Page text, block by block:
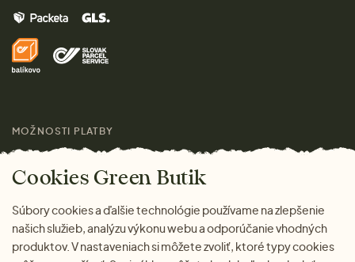
Značky
Pre médiá
Domov
Darčeky
Doprava a platba
MOŽNOSTI PLATBY
Cookies Green Butik
Súbory cookies a ďalšie technológie používame na zlepšenie
našich služieb, analýzu výkonu webu a odporúčanie vhodných
produktov. V nastaveniach si môžete zvoliť, ktoré typy cookies